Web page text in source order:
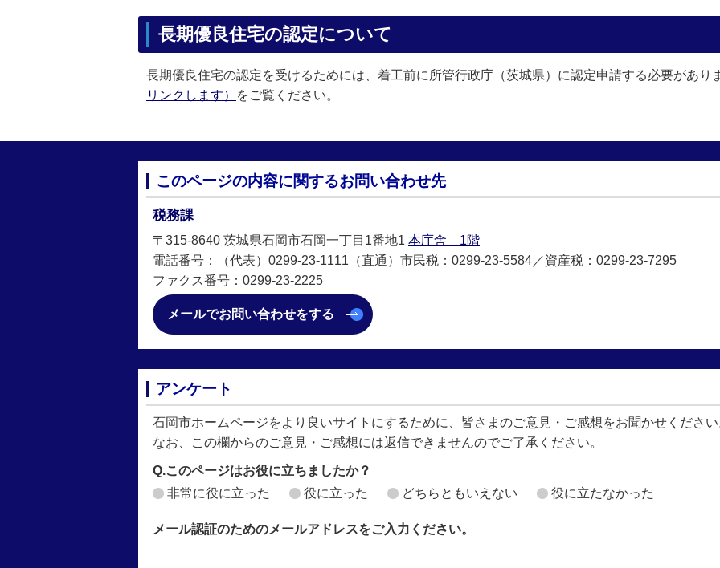
長期優良住宅の認定について
長期優良住宅の認定を受けるためには、着工前に所管行政庁（茨城県）に認定申請する必要があり
リンクします）
をご覧ください。
このページの内容に関するお問い合わせ先
税務課
〒315-8640 茨城県石岡市石岡一丁目1番地1 本庁舎 1階
電話番号：（代表）0299-23-1111（直通）市民税：0299-23-5584／資産税：0299-23-7295
ファクス番号：0299-23-2225
メールでお問い合わせをする
アンケート
石岡市ホームページをより良いサイトにするために、皆さまのご意見・ご感想をお聞かせくださ
なお、この欄からのご意見・ご感想には返信できませんのでご了承ください。
Q.このページはお役に立ちましたか？
非常に役に立った
役に立った どちらともいえない 役に立たなかった
メール認証のためのメールアドレスをご入力ください。